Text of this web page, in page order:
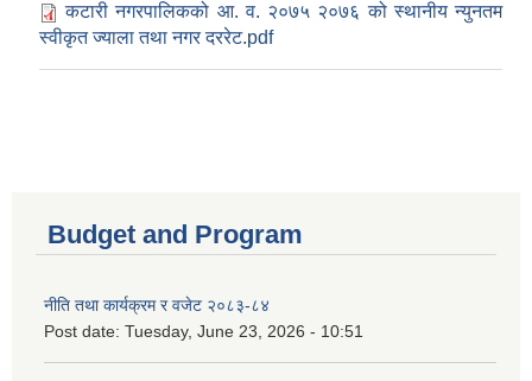
कटारी नगरपालिकको आ. व. २०७५ २०७६ को स्थानीय न्युनतम
स्वीकृत ज्याला तथा नगर दररेट.pdf
Budget and Program
नीति तथा कार्यक्रम र वजेट २०८३-८४
Post date: Tuesday, June 23, 2026 - 10:51